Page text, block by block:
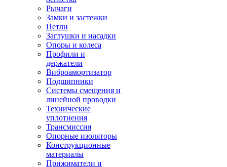
Рычаги
Замки и застежки
Петли
Заглушки и насадки
Опоры и колеса
Профили и
держатели
Виброамортизатор
Подшипники
Системы смещения и
линейной проводки
Технические
уплотнения
Трансмиссия
Опорные изоляторы
Конструкционные
материалы
Прижиматели и